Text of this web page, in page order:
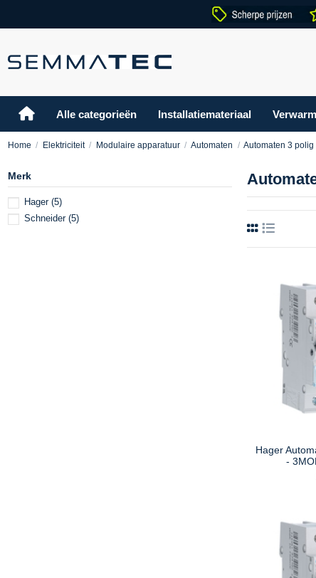
Alle categorieën Installatiemateriaal
Home Elektriciteit Modulaire apparatuur Automaten Automaten 3 polig
Hager
-
Merk
Hager (5)
Schneider (5)